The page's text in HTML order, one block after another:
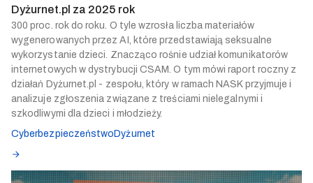
Dyżurnet.pl za 2025 rok
300 proc. rok do roku. O tyle wzrosła liczba materiałów
wygenerowanych przez AI, które przedstawiają seksualne
wykorzystanie dzieci. Znacząco rośnie udział komunikatorów
internetowych w dystrybucji CSAM. O tym mówi raport roczny z
działań Dyżurnet.pl - zespołu, który w ramach NASK przyjmuje i
analizuje zgłoszenia związane z treściami nielegalnymi i
szkodliwymi dla dzieci i młodzieży.
Cyberbezpieczeństwo Dyżurnet